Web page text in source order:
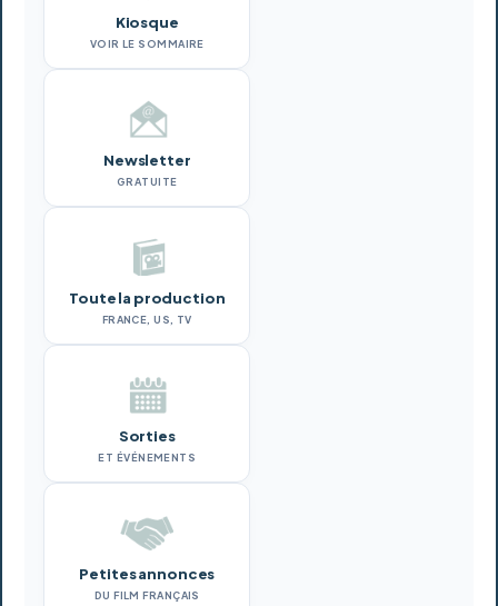
Kiosque
VOIR LE SOMMAIRE
Newsletter
GRATUITE
Toute la production
FRANCE, US, TV
Sorties
ET ÉVÉNEMENTS
Petites annonces
DU FILM FRANÇAIS